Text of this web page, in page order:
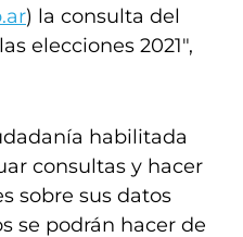
) la consulta del
elecciones 2021″,
habilitada
consultas y hacer
sobre sus datos
se podrán hacer de